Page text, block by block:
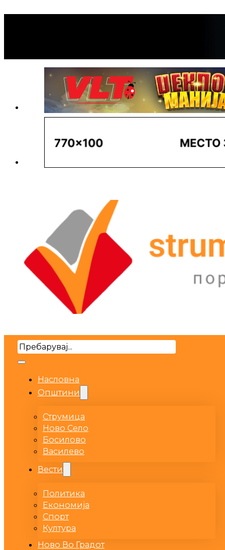
Search
Насловна
Општини
Струмица
Ново Село
Босилово
Василево
Вести
Политика
Економија
Спорт
Култура
Ново Во Градот